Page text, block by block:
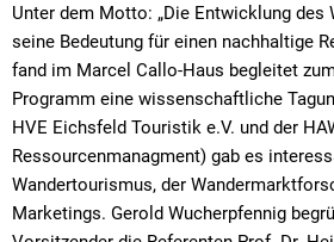
Unter dem Motto: „Die Entwicklung des
seine Bedeutung für einen nachhaltige
fand im Marcel Callo-Haus begleitet
Programm eine wissenschaftliche
HVE Eichsfeld Touristik e.V. und der
Ressourcenmanagment) gab es
Wandertourismus, der
Marketings. Gerold Wucherpfennig